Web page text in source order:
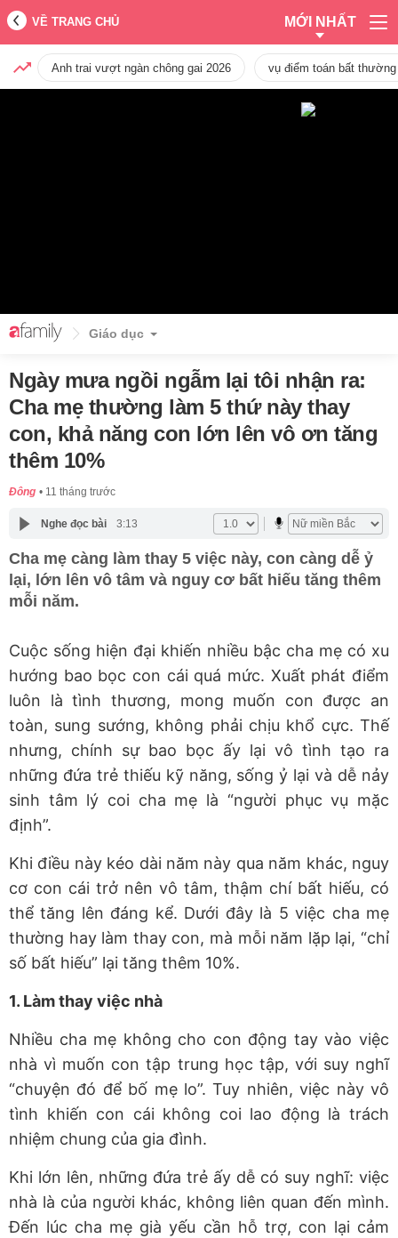
VỀ TRANG CHỦ MỚI NHẤT
Anh trai vượt ngàn chông gai 2026 vụ điểm toán bất
Giáo dục
Ngày mưa ngồi ngẫm lại tôi nhận ra:
Cha mẹ thường làm 5 thứ này thay
con, khả năng con lớn lên vô ơn tăng
thêm 10%
Đông 11 tháng trước
Nghe đọc bài 3:13
Cha mẹ càng làm thay 5 việc này, con càng dễ ỷ
lại, lớn lên vô tâm và nguy cơ bất hiếu tăng thêm
mỗi năm.
Cuộc sống hiện đại khiến nhiều bậc cha mẹ có xu
hướng bao bọc con cái quá mức. Xuất phát điểm
luôn là tình thương, mong muốn con được an
toàn, sung sướng, không phải chịu khổ cực. Thế
nhưng, chính sự bao bọc ấy lại vô tình tạo ra
những đứa trẻ thiếu kỹ năng, sống ỷ lại và dễ nảy
sinh tâm lý coi cha mẹ là “người phục vụ mặc
định”.
Khi điều này kéo dài năm này qua năm khác, nguy
cơ con cái trở nên vô tâm, thậm chí bất hiếu, có
thể tăng lên đáng kể. Dưới đây là 5 việc cha mẹ
thường hay làm thay con, mà mỗi năm lặp lại, “chỉ
số bất hiếu” lại tăng thêm 10%.
1. Làm thay việc nhà
Nhiều cha mẹ không cho con động tay vào việc
nhà vì muốn con tập trung học tập, với suy nghĩ
“chuyện đó để bố mẹ lo”. Tuy nhiên, việc này vô
tình khiến con cái không coi lao động là trách
nhiệm chung của gia đình.
Khi lớn lên, những đứa trẻ ấy dễ có suy nghĩ: việc
nhà là của người khác, không liên quan đến mình.
Đến lúc cha mẹ già yếu cần hỗ trợ, con lại cảm